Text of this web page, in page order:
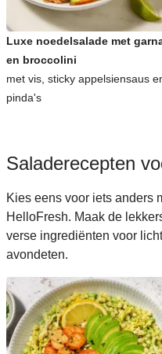
Luxe noedelsalade met
en broccolini
met vis, sticky appelsiensaus
pinda's
Saladerecepten
Kies eens voor iets anders
HelloFresh. Maak de
verse ingrediënten voor
avondeten.